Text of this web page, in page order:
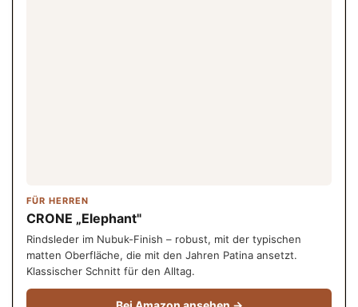
FÜR HERREN
CRONE „Elephant"
Rindsleder im Nubuk-Finish – robust, mit der typischen
matten Oberfläche, die mit den Jahren Patina ansetzt.
Klassischer Schnitt für den Alltag.